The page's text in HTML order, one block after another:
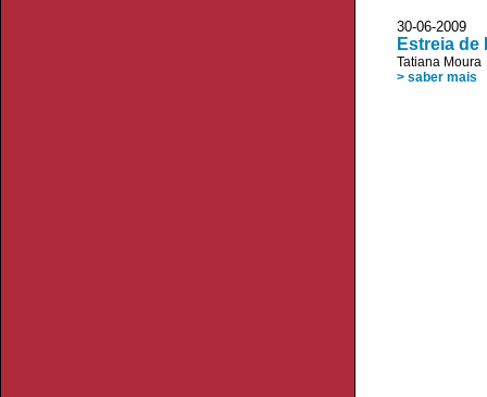
30-06-
Estreia de
Tatiana Moura
> saber mais